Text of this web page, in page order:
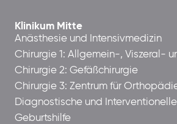
Klinikum Mitte
Anästhesie und Intensivmedizin
Chirurgie 1: Allgemein-, Viszeral-
Chirurgie 2: Gefäßchirurgie
Chirurgie 3: Zentrum für
Diagnostische und
Geburtshilfe